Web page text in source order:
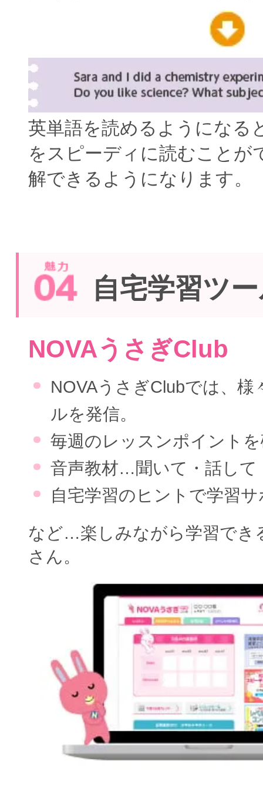
英単語を読めるようになる
をスピーディに読むことが
解できるようになります。
自宅学習ツ
NOVAうさぎClub
NOVAうさぎClubでは、様
ルを発信。
毎週のレッスンポイント
音声教材…聞いて・話して
自宅学習のヒントで学習
など…楽しみながら学習でき
さん。